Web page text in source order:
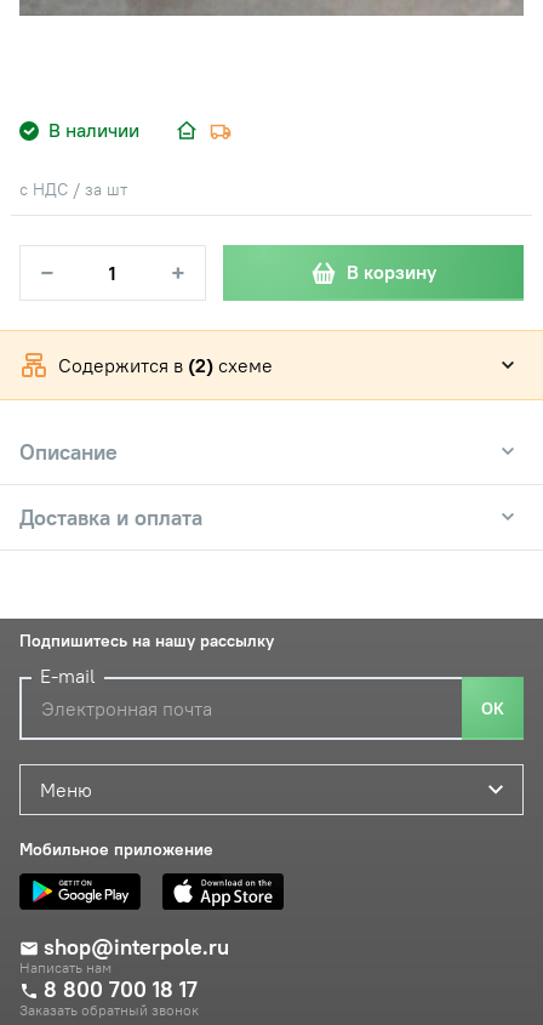
В наличии
с НДС / за шт
− + В корзину
Содержится в (2) схеме
Описание
Доставка и оплата
Меню
Мобильное приложение
shop@interpole.ru
Написать нам
8 800 700 18 17
Заказать обратный звонок
Подпишитесь на нашу рассылку
E-mail
ОК